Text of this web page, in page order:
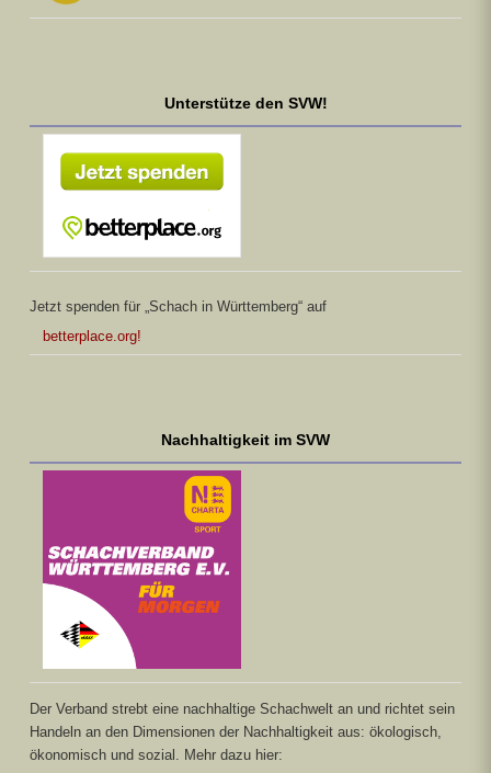
Unterstütze den SVW!
Jetzt spenden für „Schach in Württemberg“ auf
betterplace.org!
Nachhaltigkeit im SVW
Der Verband strebt eine nachhaltige Schachwelt an und richtet sein
Handeln an den Dimensionen der Nachhaltigkeit aus: ökologisch,
ökonomisch und sozial. Mehr dazu hier: